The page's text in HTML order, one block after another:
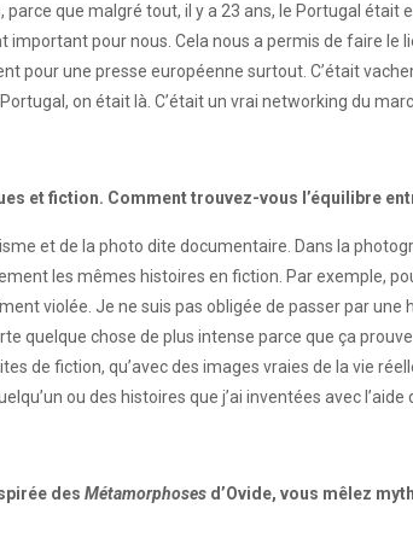
que malgré tout, il y a 23 ans, le Portugal
pour nous. Cela nous a permis de faire le
pour une presse européenne surtout. C’était
on était là. C’était un vrai networking du
et fiction. Comment trouvez-vous l’équilibre
et de la photo dite documentaire. Dans la
les mêmes histoires en fiction. Par exemple,
violée. Je ne suis pas obligée de passer par
quelque chose de plus intense parce que ça
de fiction, qu’avec des images vraies de la vie
ou des histoires que j’ai inventées avec
desMétamorphoses d’Ovide, vous mêlez